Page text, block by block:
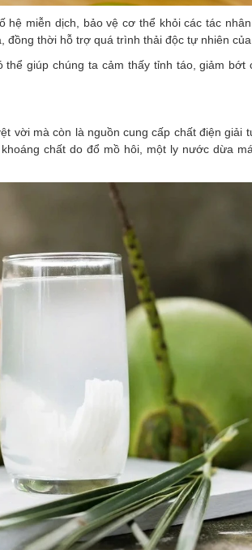
hệ miễn dịch, bảo vệ cơ thể khỏi các tác
thời hỗ trợ quá trình thải độc tự nhiên của
giúp chúng ta cảm thấy tỉnh táo, giảm bớt
vời mà còn là nguồn cung cấp chất điện giải
chất do đổ mồ hôi, một ly nước dừa